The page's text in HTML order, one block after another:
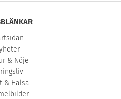
& Nöje
& Hälsa